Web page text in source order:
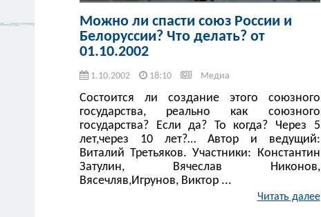
Можно ли спасти союз России и
Белоруссии? Что делать? от
01.10.2002
1.10.2002 18:10 Медиа
Состоится ли создание этого союзного
государства, реально как союзного
государства? Если да? То когда? Через 5
лет,через 10 лет?… Автор и ведущий:
Виталий Третьяков. Участники: Константин
Затулин, Вячеслав Никонов,
Вясечляв,Игрунов, Виктор ...
Читать далее